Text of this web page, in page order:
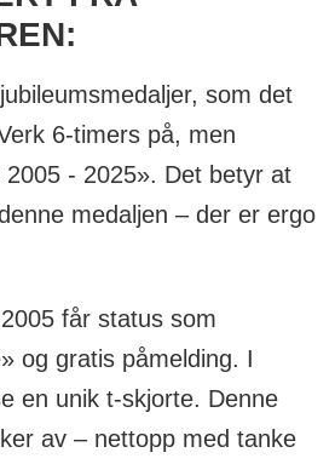
som det
6-timers på, men
2005 - 2025». Det betyr at
medaljen – der er ergo
får status som
og gratis påmelding. I
en unik t-skjorte. Denne
av – nettopp med tanke